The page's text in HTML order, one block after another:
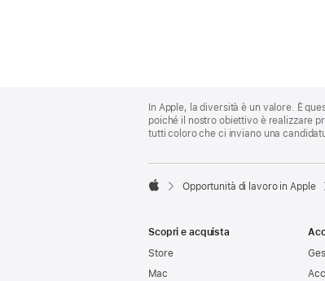
Footer
In Apple, la diversità è un valore. È
poiché il nostro obiettivo è realizzare
tutti coloro che ci inviano una

Opportunità di lavoro in Apple
Scopri e acquista
Store
Mac